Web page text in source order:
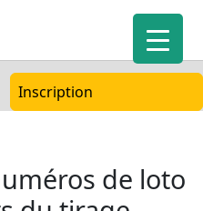
Inscription
de loto